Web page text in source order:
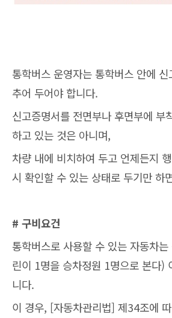
통학버스 운영자는 통학버스 안에
추어 두어야 합니다.
신고증명서를 전면부나 후면부에 부
하고 있는 것은 아니며,
차량 내에 비치하여 두고 언제든지
시 확인할 수 있는 상태로 두기만 하
# 구비요건
통학버스로 사용할 수 있는 자동차
린이 1명을 승차정원 1명으로 본다)
니다.
이 경우, [자동차관리법] 제34조에